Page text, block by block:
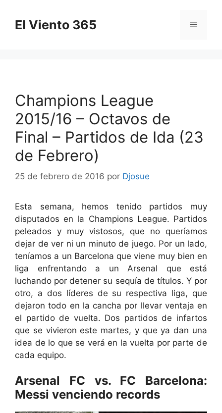
contenido
El Viento 365 Menú
Champions League
2015/16 – Octavos de
Final – Partidos de Ida (23
de Febrero)
25 de febrero de 2016 por Djosue
Esta semana, hemos tenido partidos muy
disputados en la Champions League. Partidos
peleados y muy vistosos, que no queríamos
dejar de ver ni un minuto de juego. Por un lado,
teníamos a un Barcelona que viene muy bien en
liga enfrentando a un Arsenal que está
luchando por detener su sequía de títulos. Y por
otro, a dos líderes de su respectiva liga, que
dejaron todo en la cancha por llevar ventaja en
el partido de vuelta. Dos partidos de infartos
que se vivieron este martes, y que ya dan una
idea de lo que se verá en la vuelta por parte de
cada equipo.
Arsenal FC vs. FC Barcelona:
Messi venciendo records